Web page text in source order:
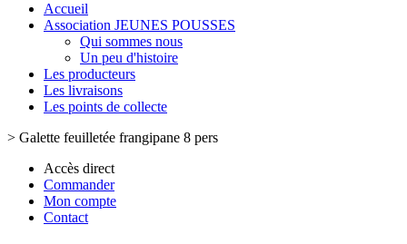
Accueil
Association JEUNES POUSSES
Qui sommes nous
Un peu d'histoire
Les producteurs
Les livraisons
Les points de collecte
> Galette feuilletée frangipane 8 pers
Accès direct
Commander
Mon compte
Contact